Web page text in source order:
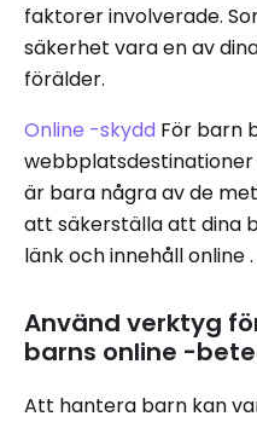
faktorer involverade.
säkerhet vara en av
förälder.
Online -skydd För barn
är bara några av de
att säkerställa att dina
länk och innehåll online .
Använd verktyg
barns online -
Att hantera barn kan